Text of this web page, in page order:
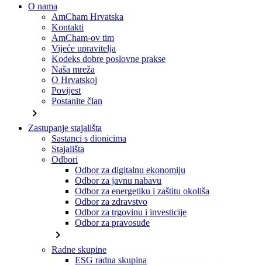
O nama
AmCham Hrvatska
Kontakti
AmCham-ov tim
Vijeće upravitelja
Kodeks dobre poslovne prakse
Naša mreža
O Hrvatskoj
Povijest
Postanite član
chevron_right
Zastupanje stajališta
Sastanci s dionicima
Stajališta
Odbori
Odbor za digitalnu ekonomiju
Odbor za javnu nabavu
Odbor za energetiku i zaštitu okoliša
Odbor za zdravstvo
Odbor za trgovinu i investicije
Odbor za pravosuđe
chevron_right
Radne skupine
ESG radna skupina